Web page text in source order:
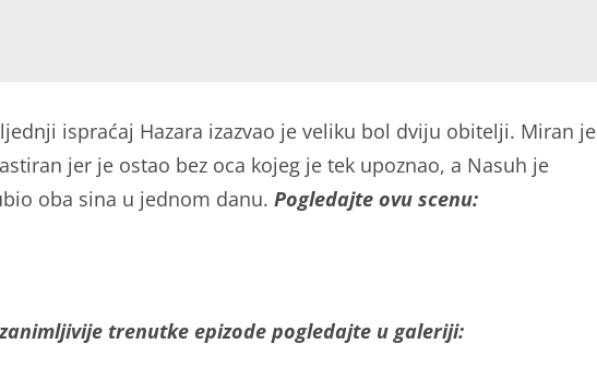
ispraćaj Hazara izazvao je veliku bol dviju obitelji. Miran je
jer je ostao bez oca kojeg je tek upoznao, a Nasuh je
oba sina u jednom danu. Pogledajte ovu scenu:
trenutke epizode pogledajte u galeriji: